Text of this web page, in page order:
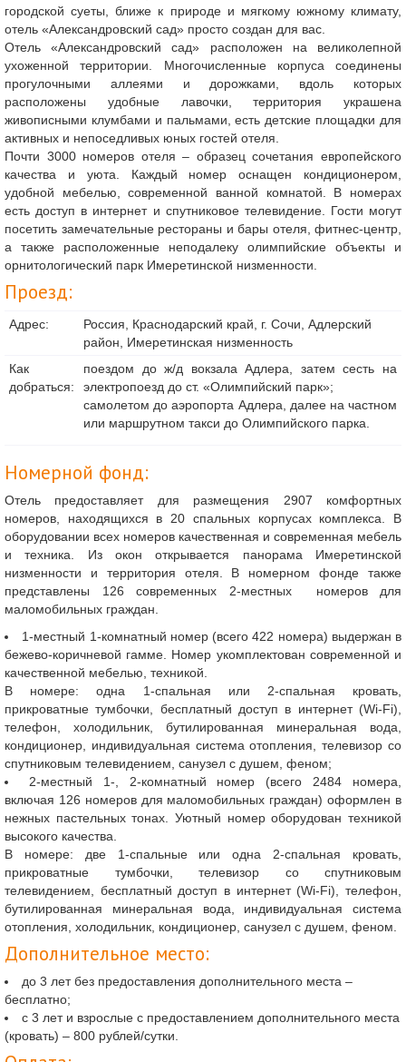
городской суеты, ближе к природе и мягкому южному климату,
отель «Александровский сад» просто создан для вас.
Отель «Александровский сад» расположен на великолепной
ухоженной территории. Многочисленные корпуса соединены
прогулочными аллеями и дорожками, вдоль которых
расположены удобные лавочки, территория украшена
живописными клумбами и пальмами, есть детские площадки для
активных и непоседливых юных гостей отеля.
Почти 3000 номеров отеля – образец сочетания европейского
качества и уюта. Каждый номер оснащен кондиционером,
удобной мебелью, современной ванной комнатой. В номерах
есть доступ в интернет и спутниковое телевидение. Гости могут
посетить замечательные рестораны и бары отеля, фитнес-центр,
а также расположенные неподалеку олимпийские объекты и
орнитологический парк Имеретинской низменности.
Проезд:
Адрес:
Россия, Краснодарский край, г. Сочи, Адлерский
район, Имеретинская низменность
Как
добраться:
поездом до ж/д вокзала Адлера, затем сесть на
электропоезд до ст. «Олимпийский парк»;
самолетом до аэропорта Адлера, далее на частном
или маршрутном такси до Олимпийского парка.
Номерной фонд:
Отель предоставляет для размещения 2907 комфортных
номеров, находящихся в 20 спальных корпусах комплекса. В
оборудовании всех номеров качественная и современная мебель
и техника. Из окон открывается панорама Имеретинской
низменности и территория отеля. В номерном фонде также
представлены 126 современных 2-местных номеров для
маломобильных граждан.
1-местный 1-комнатный номер (всего 422 номера) выдержан в
бежево-коричневой гамме. Номер укомплектован современной и
качественной мебелью, техникой.
В номере: одна 1-спальная или 2-спальная кровать,
прикроватные тумбочки, бесплатный доступ в интернет (Wi-Fi),
телефон, холодильник, бутилированная минеральная вода,
кондиционер, индивидуальная система отопления, телевизор со
спутниковым телевидением, санузел с душем, феном;
2-местный 1-, 2-комнатный номер (всего 2484 номера,
включая 126 номеров для маломобильных граждан) оформлен в
нежных пастельных тонах. Уютный номер оборудован техникой
высокого качества.
В номере: две 1-спальные или одна 2-спальная кровать,
прикроватные тумбочки, телевизор со спутниковым
телевидением, бесплатный доступ в интернет (Wi-Fi), телефон,
бутилированная минеральная вода, индивидуальная система
отопления, холодильник, кондиционер, санузел с душем, феном.
Дополнительное место:
до 3 лет без предоставления дополнительного места –
бесплатно;
с 3 лет и взрослые с предоставлением дополнительного места
(кровать) – 800 рублей/сутки.